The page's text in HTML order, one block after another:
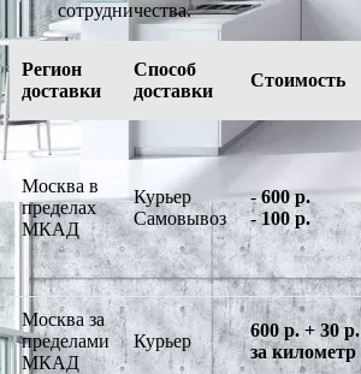
сотрудничества.
Регион
доставки
Способ
доставки
Стоимость
Москва в
пределах
МКАД
Курьер
Самовывоз
-600 р.
-100 р.
Москва за
пределами
МКАД
Курьер
600 р. + 30 р.
за километр